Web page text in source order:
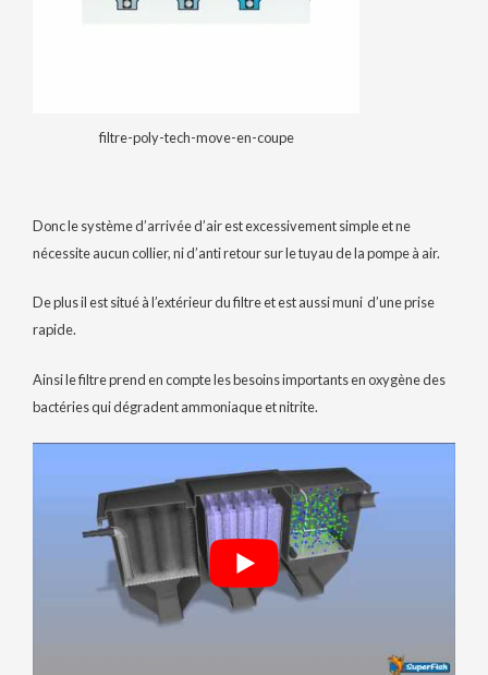
filtre-poly-tech-move-en-coupe
Donc le système d’arrivée d’air est excessivement simple et ne
nécessite aucun collier, ni d’anti retour sur le tuyau de la pompe à air.
De plus il est situé à l’extérieur du filtre et est aussi muni d’une prise
rapide.
Ainsi le filtre prend en compte les besoins importants en oxygène des
bactéries qui dégradent ammoniaque et nitrite.